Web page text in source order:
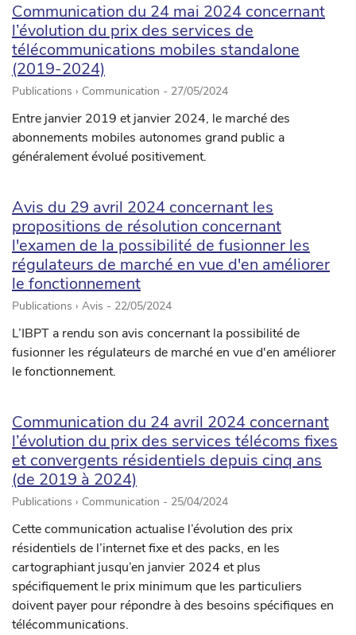
Communication du 24 mai 2024 concernant
l’évolution du prix des services de
télécommunications mobiles standalone
(2019-2024)
Publications › Communication - 27/05/2024
Entre janvier 2019 et janvier 2024, le marché des
abonnements mobiles autonomes grand public a
généralement évolué positivement.
Avis du 29 avril 2024 concernant les
propositions de résolution concernant
l'examen de la possibilité de fusionner les
régulateurs de marché en vue d'en améliorer
le fonctionnement
Publications › Avis - 22/05/2024
L’IBPT a rendu son avis concernant la possibilité de
fusionner les régulateurs de marché en vue d'en améliorer
le fonctionnement.
Communication du 24 avril 2024 concernant
l’évolution du prix des services télécoms fixes
et convergents résidentiels depuis cinq ans
(de 2019 à 2024)
Publications › Communication - 25/04/2024
Cette communication actualise l’évolution des prix
résidentiels de l’internet fixe et des packs, en les
cartographiant jusqu’en janvier 2024 et plus
spécifiquement le prix minimum que les particuliers
doivent payer pour répondre à des besoins spécifiques en
télécommunications.